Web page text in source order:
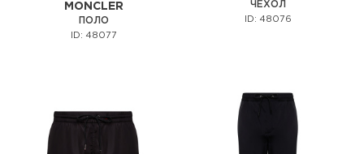
MONCLER
ПОЛО
ID: 48077
ЧЕХОЛ
ID: 48076